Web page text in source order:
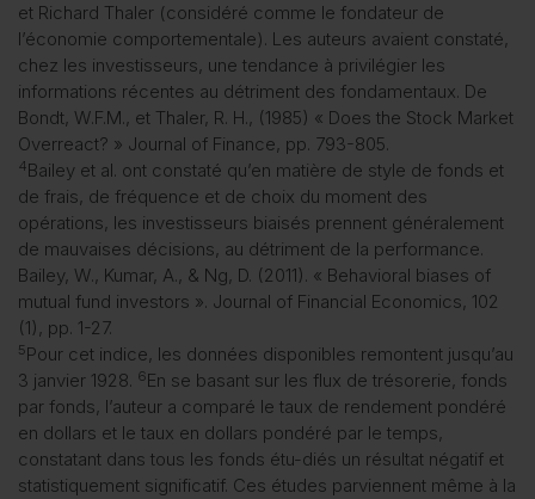
et Richard Thaler (considéré comme le fondateur de
l’économie comportementale). Les auteurs avaient constaté,
chez les investisseurs, une tendance à privilégier les
informations récentes au détriment des fondamentaux. De
Bondt, W.F.M., et Thaler, R. H., (1985) « Does the Stock Market
Overreact? » Journal of Finance, pp. 793-805.
4Bailey et al. ont constaté qu’en matière de style de fonds et
de frais, de fréquence et de choix du moment des
opérations, les investisseurs biaisés prennent généralement
de mauvaises décisions, au détriment de la performance.
Bailey, W., Kumar, A., & Ng, D. (2011). « Behavioral biases of
mutual fund investors ». Journal of Financial Economics, 102
(1), pp. 1-27.
5Pour cet indice, les données disponibles remontent jusqu’au
3 janvier 1928. 6En se basant sur les flux de trésorerie, fonds
par fonds, l’auteur a comparé le taux de rendement pondéré
en dollars et le taux en dollars pondéré par le temps,
constatant dans tous les fonds étu-diés un résultat négatif et
statistiquement significatif. Ces études parviennent même à la